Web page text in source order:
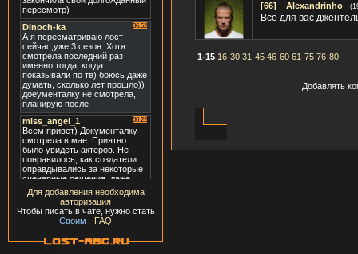
Для добавления необходима
авторизация
Чтобы писать в чате, нужно стать
Своим - FAQ
[66] Alexandrinho
Всё для вас
1-15 16-30 31-45 46-60 61-75 76-80
Добавлять